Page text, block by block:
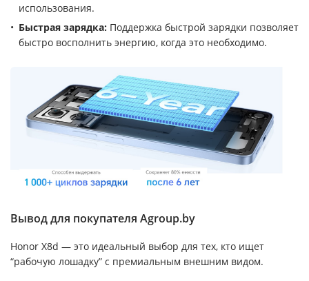
использования.
Быстрая зарядка: Поддержка быстрой зарядки позволяет
быстро восполнить энергию, когда это необходимо.
Вывод для покупателя Agroup.by
Honor X8d — это идеальный выбор для тех, кто ищет
“рабочую лошадку” с премиальным внешним видом.